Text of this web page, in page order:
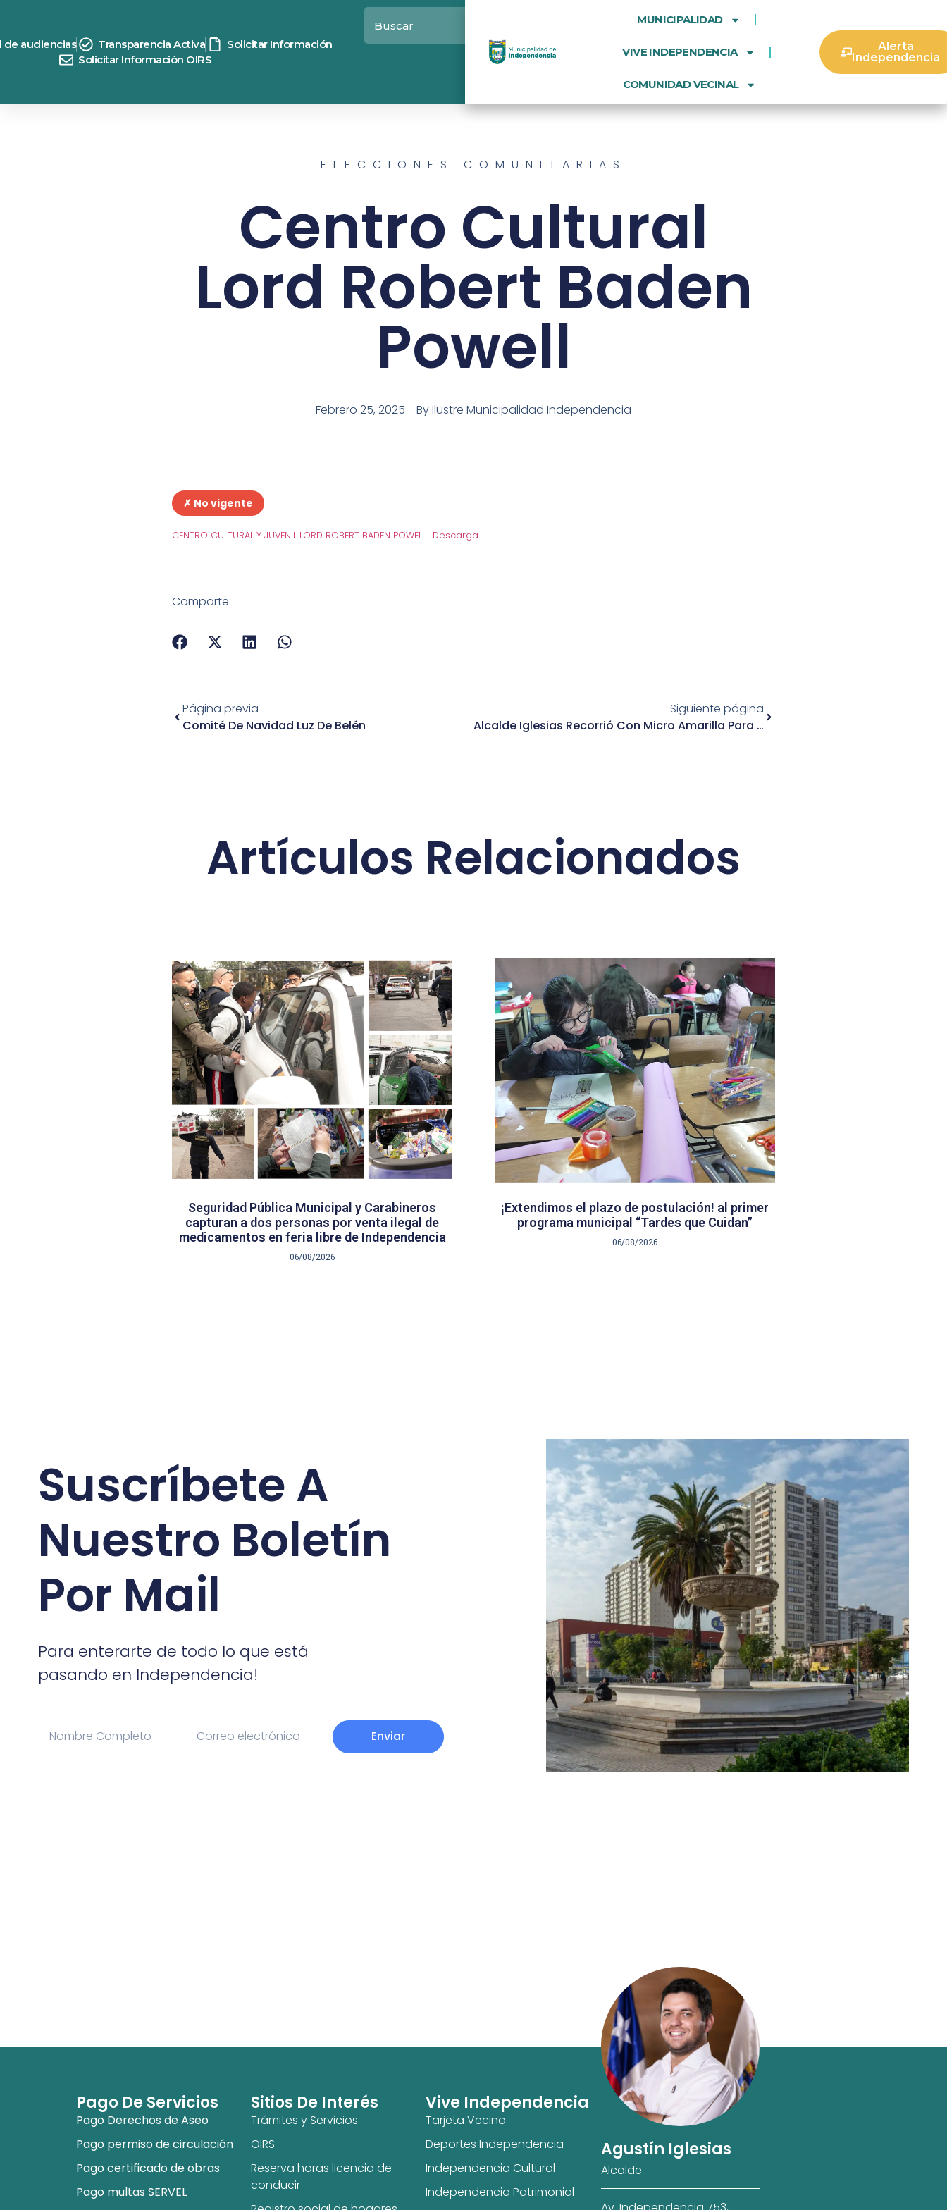
de audiencias Transparencia Activa
Solicitar Información
Solicitar Información OIRS
MUNICIPALIDAD
VIVE INDEPENDENCIA
COMUNIDAD VECINAL
Alerta
Independencia
ELECCIONES COMUNITARIAS
Centro Cultural
Lord Robert Baden
Powell
Febrero 25, 2025 ByIlustre Municipalidad Independencia
✗ No vigente
CENTRO CULTURAL Y JUVENIL LORD ROBERT BADEN POWELL Descarga
Comparte:
Página previa
Comité De Navidad Luz De Belén
Siguiente página
Alcalde Iglesias Recorrió Con Micro Amarilla Para Invitar A Sacar El Permiso De Circulación Inteligente En Independencia
Artículos Relacionados
Seguridad Pública Municipal y Carabineros
capturan a dos personas por venta ilegal de
medicamentos en feria libre de Independencia
06/08/2026
¡Extendimos el plazo de postulación! al primer
programa municipal “Tardes que Cuidan”
06/08/2026
Suscríbete A
Nuestro Boletín
Por Mail
Para enterarte de todo lo que está
pasando en Independencia!
Enviar
Pago De Servicios
Pago Derechos de Aseo
Pago permiso de circulación
Pago certificado de obras
Pago multas SERVEL
Sitios De Interés
Trámites y Servicios
OIRS
Reserva horas licencia de
conducir
Vive Independencia
Tarjeta Vecino
Deportes Independencia
Independencia Cultural
Independencia Patrimonial
Agustín Iglesias
Alcalde